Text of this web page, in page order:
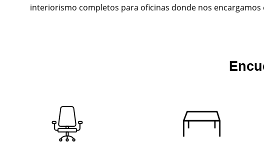
interiorismo completos para oficinas donde nos encargamos